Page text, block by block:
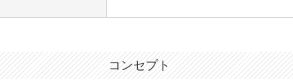
コンセプト